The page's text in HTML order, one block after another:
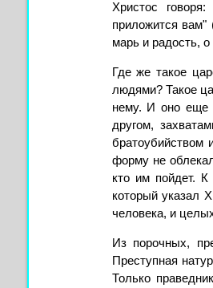
Христос
приложится вам"
марь и радость,
Где же такое
людями? Такое
нему. И оно еще
другом,
форму не
кто им пойдет.
который указал
человека, и
Из порочных,
Преступная
Только